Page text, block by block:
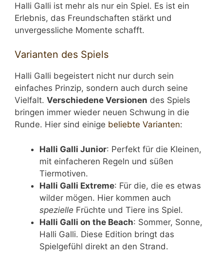
Halli Galli ist mehr als nur ein Spiel. Es ist ein
Erlebnis, das Freundschaften stärkt und
unvergessliche Momente schafft.
Varianten des Spiels
Halli Galli begeistert nicht nur durch sein
einfaches Prinzip, sondern auch durch seine
Vielfalt. Verschiedene Versionen des Spiels
bringen immer wieder neuen Schwung in die
Runde. Hier sind einige beliebte Varianten:
Halli Galli Junior: Perfekt für die Kleinen,
mit einfacheren Regeln und süßen
Tiermotiven.
Halli Galli Extreme: Für die, die es etwas
wilder mögen. Hier kommen auch
spezielle Früchte und Tiere ins Spiel.
Halli Galli on the Beach: Sommer, Sonne,
Halli Galli. Diese Edition bringt das
Spielgefühl direkt an den Strand.